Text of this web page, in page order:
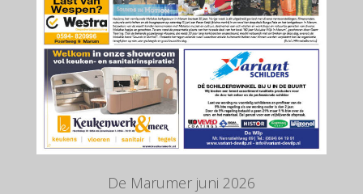
De Marumer juni 2026